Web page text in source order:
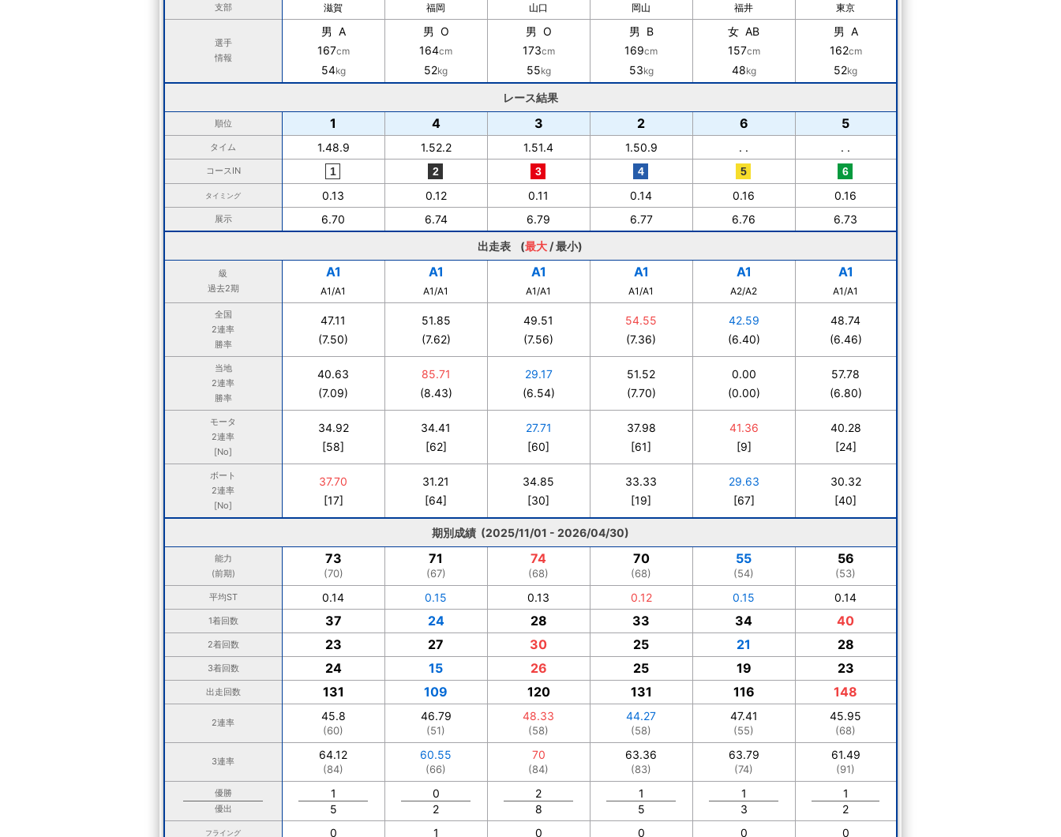
支部 滋賀 福岡 山口 岡山 福井 東京
選手
情報
男 A
167cm
54kg
男 O
164cm
52kg
男 O
173cm
55kg
男 B
169cm
53kg
女 AB
157cm
48kg
男 A
162cm
52kg
レース結果
順位 1 4 3 2 6 5
タイム 1.48.9 1.52.2 1.51.4 1.50.9 . . . .
コースIN
タイミング 0.13 0.12 0.11 0.14 0.16 0.16
展示 6.70 6.74 6.79 6.77 6.76
6.73
出走表 (最大 /最小)
級
過去2期
A1
A1/A1
A1
A1/A1
A1
A1/A1
A1
A1/A1
A1
A2/A2
A1
A1/A1
全国
2連率
勝率
47.11
(7.50)
51.85
(7.62)
49.51
(7.56)
54.55
(7.36)
42.59
(6.40)
48.74
(6.46)
当地
2連率
勝率
40.63
(7.09)
85.71
(8.43)
29.17
(6.54)
51.52
(7.70)
0.00
(0.00)
57.78
(6.80)
モータ
2連率
[No]
34.92
[58]
34.41
[62]
27.71
[60]
37.98
[61]
41.36
[9]
40.28
[24]
ボート
2連率
[No]
37.70
[17]
31.21
[64]
34.85
[30]
33.33
[19]
29.63
[67]
30.32
[40]
期別成績 (2025/11/01 - 2026/04/30)
能力
(前期)
73
(70)
71
(67)
74
(68)
70
(68)
55
(54)
56
(53)
平均ST 0.14 0.15 0.13 0.12 0.15 0.14
1着回数 37 24 28 33 34 40
2着回数 23 27 30 25 21 28
3着回数 24 15 26 25 19 23
出走回数 131 109 120 131 116 148
2連率 45.8
(60)
46.79
(51)
48.33
(58)
44.27
(58)
47.41
(55)
45.95
(68)
3連率 64.12
(84)
60.55
(66)
70
(84)
63.36
(83)
63.79
(74)
61.49
(91)
優勝
優出
1
5
0
2
2
8
1
5
1
3
1
2
フライング 0 1 0 0 0 0